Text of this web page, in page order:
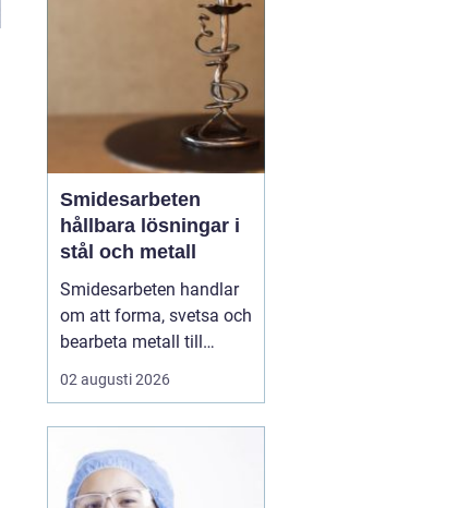
äldre, personer med
funktionsnedsättning
och långväga resenäre...
Smidesarbeten
hållbara lösningar i
stål och metall
Smidesarbeten handlar
om att forma, svetsa och
bearbeta metall till
starka och hållbara
konstruktioner. Det kan
trappor till stora
stålkonstruktioner i
industrin. När smidet
02 augusti 2026